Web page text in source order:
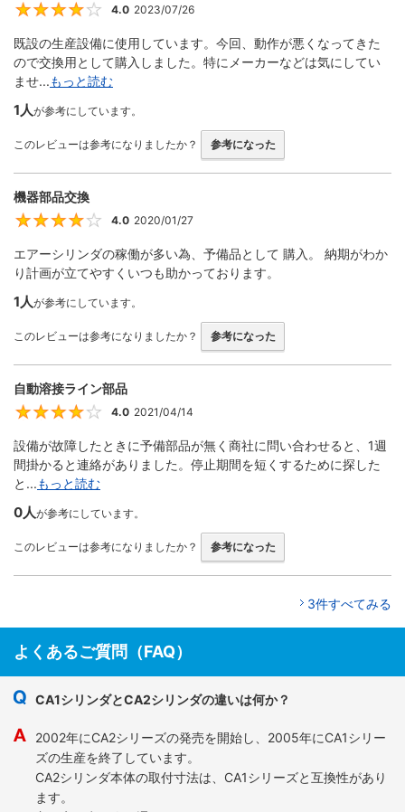
4
4.0 2023/07/26
既設の生産設備に使用しています。今回、動作が悪くなってきた
ので交換用として購入しました。特にメーカーなどは気にしてい
ませ...もっと読む
1人が参考にしています。
このレビューは参考になりましたか？ 参考になった
機器部品交換
4
4.0 2020/01/27
エアーシリンダの稼働が多い為、予備品として 購入。 納期がわか
り計画が立てやすくいつも助かっております。
1人が参考にしています。
このレビューは参考になりましたか？ 参考になった
自動溶接ライン部品
4
4.0 2021/04/14
設備が故障したときに予備部品が無く商社に問い合わせると、1週
間掛かると連絡がありました。停止期間を短くするために探した
と...もっと読む
0人が参考にしています。
このレビューは参考になりましたか？ 参考になった
3件すべてみる
よくあるご質問（FAQ）
CA1シリンダとCA2シリンダの違いは何か？
2002年にCA2シリーズの発売を開始し、2005年にCA1シリー
ズの生産を終了しています。
CA2シリンダ本体の取付寸法は、CA1シリーズと互換性があり
ます。